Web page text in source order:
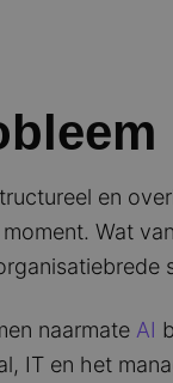
en
Wat
naarmate AI
IT en het